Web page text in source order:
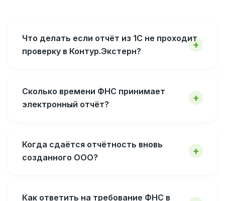
Что делать если отчёт из 1С не проходит
проверку в Контур.Экстерн?
Сколько времени ФНС принимает
электронный отчёт?
Когда сдаётся отчётность вновь
созданного ООО?
Как ответить на требование ФНС в